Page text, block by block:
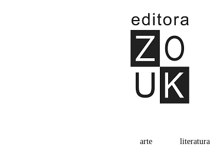
arte literatura